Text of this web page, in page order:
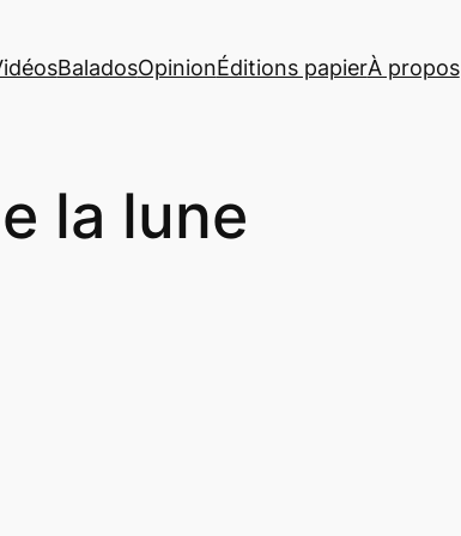
BaladosOpinionÉditions papierÀ propos
la lune